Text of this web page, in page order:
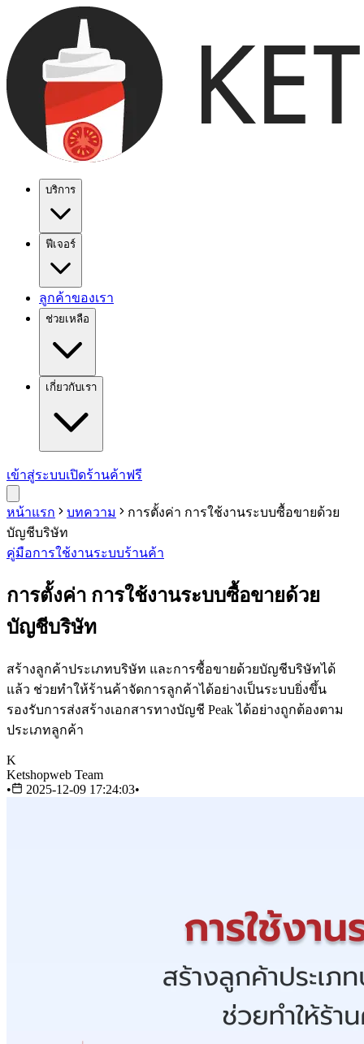
บริการ
ฟีเจอร์
ลูกค้าของเรา
ช่วยเหลือ
เกี่ยวกับเรา
เข้าสู่ระบบเปิดร้านค้าฟรี
หน้าแรก บทความ
การตั้งค่า การใช้งานระบบซื้อขายด้วย
บัญชีบริษัท
คู่มือการใช้งานระบบร้านค้า
การตั้งค่า การใช้งานระบบซื้อขายด้วย
บัญชีบริษัท
สร้างลูกค้าประเภทบริษัท และการซื้อขายด้วยบัญชีบริษัทได้
แล้ว ช่วยทำให้ร้านค้าจัดการลูกค้าได้อย่างเป็นระบบยิ่งขึ้น
รองรับการส่งสร้างเอกสารทางบัญชี Peak ได้อย่างถูกต้องตาม
ประเภทลูกค้า
K
Ketshopweb Team
•
2025-12-09 17:24:03•